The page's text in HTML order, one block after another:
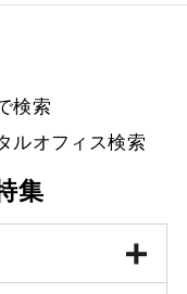
検索
ルオフィス検索
集